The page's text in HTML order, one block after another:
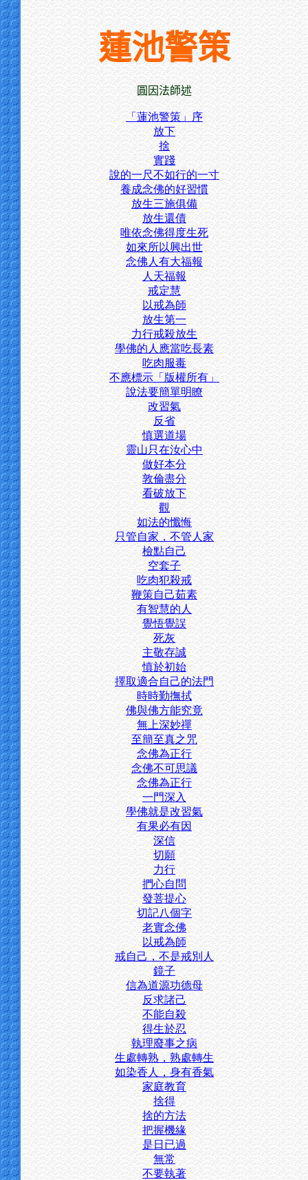
蓮池警策
圓因法師述
「蓮池警策」序
放下
捨
實踐
說的一尺不如行的一寸
養成念佛的好習慣
放生三施俱備
放生還債
唯依念佛得度生死
如來所以興出世
念佛人有大福報
人天福報
戒定慧
以戒為師
放生第一
力行戒殺放生
學佛的人應當吃長素
吃肉服毒
不應標示「版權所有」
說法要簡單明瞭
改習氣
反省
慎選道場
靈山只在汝心中
做好本分
敦倫盡分
看破放下
觀
如法的懺悔
只管自家，不管人家
檢點自己
空套子
吃肉犯殺戒
鞭策自己茹素
有智慧的人
覺悟覺誤
死灰
主敬存誠
慎於初始
擇取適合自己的法門
時時勤撫拭
佛與佛方能究竟
無上深妙禪
至簡至真之咒
念佛為正行
念佛不可思議
念佛為正行
一門深入
學佛就是改習氣
有果必有因
深信
切願
力行
捫心自問
發菩提心
切記八個字
老實念佛
以戒為師
戒自己，不是戒別人
鏡子
信為道源功德母
反求諸己
不能自殺
得生於忍
執理廢事之病
生處轉熟，熟處轉生
如染香人，身有香氣
家庭教育
捨得
捨的方法
把握機緣
是日已過
無常
不要執著